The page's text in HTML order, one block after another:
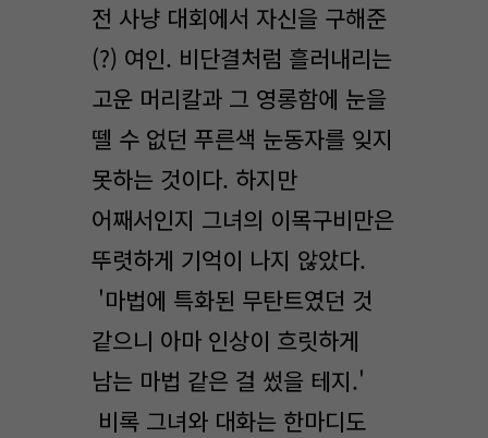
전 사냥 대회에서 자신을 구해준
(?) 여인. 비단결처럼 흘러내리는
고운 머리칼과 그 영롱함에 눈을
뗄 수 없던 푸른색 눈동자를 잊지
못하는 것이다. 하지만
어째서인지 그녀의 이목구비만은
뚜렷하게 기억이 나지 않았다.
'마법에 특화된 무탄트였던 것
같으니 아마 인상이 흐릿하게
남는 마법 같은 걸 썼을 테지.'
비록 그녀와 대화는 한마디도